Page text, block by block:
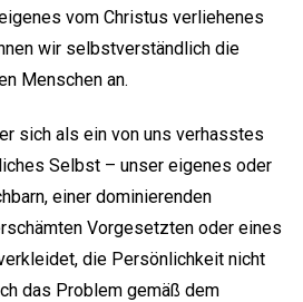
vom Christus verliehenes
wir selbstverständlich die
Menschen an.
sich als ein von uns verhasstes
Selbst – unser eigenes oder
einer dominierenden
Vorgesetzten oder eines
die Persönlichkeit nicht
das Problem gemäß dem